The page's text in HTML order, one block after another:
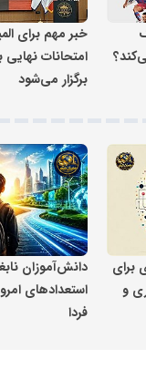
خبر مهم برای
امتحانات
برگزار می‌شود
برای
و
دانش‌آموزان
استعدادهای
فردا
شبکه